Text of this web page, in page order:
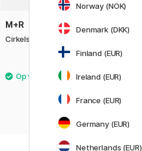
M+R
Cirkelsjabloon
Norway (NOK)
Denmark (DKK)
Finland (EUR)
Ireland (EUR)
France (EUR)
Germany (EUR)
Netherlands (EUR)